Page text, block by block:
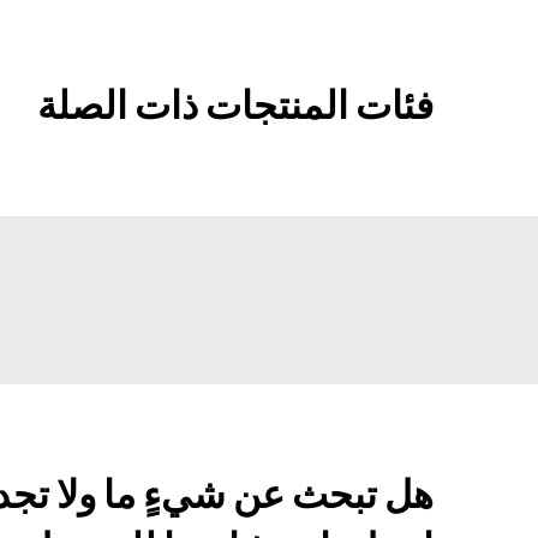
فئات المنتجات ذات الصلة
هل تبحث عن شيءٍ ما ولا